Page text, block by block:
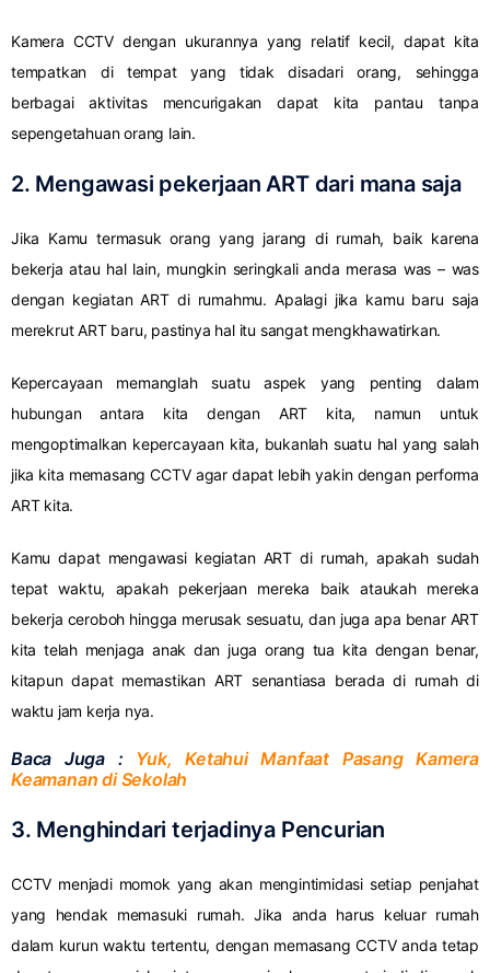
Kamera CCTV dengan ukurannya yang relatif kecil, dapat kita
tempatkan di tempat yang tidak disadari orang, sehingga
berbagai aktivitas mencurigakan dapat kita pantau tanpa
sepengetahuan orang lain.
2. Mengawasi pekerjaan ART dari mana saja
Jika Kamu termasuk orang yang jarang di rumah, baik karena
bekerja atau hal lain, mungkin seringkali anda merasa was – was
dengan kegiatan ART di rumahmu. Apalagi jika kamu baru saja
merekrut ART baru, pastinya hal itu sangat mengkhawatirkan.
Kepercayaan memanglah suatu aspek yang penting dalam
hubungan antara kita dengan ART kita, namun untuk
mengoptimalkan kepercayaan kita, bukanlah suatu hal yang salah
jika kita memasang CCTV agar dapat lebih yakin dengan performa
ART kita.
Kamu dapat mengawasi kegiatan ART di rumah, apakah sudah
tepat waktu, apakah pekerjaan mereka baik ataukah mereka
bekerja ceroboh hingga merusak sesuatu, dan juga apa benar ART
kita telah menjaga anak dan juga orang tua kita dengan benar,
kitapun dapat memastikan ART senantiasa berada di rumah di
waktu jam kerja nya.
Baca Juga : Yuk, Ketahui Manfaat Pasang Kamera
Keamanan di Sekolah
3. Menghindari terjadinya Pencurian
CCTV menjadi momok yang akan mengintimidasi setiap penjahat
yang hendak memasuki rumah. Jika anda harus keluar rumah
dalam kurun waktu tertentu, dengan memasang CCTV anda tetap